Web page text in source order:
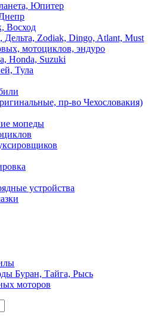
Юпитер
Восход
Дельта, Zodiak, Dingo, Atlant, Must
мотоциклов, эндуро
Honda, Suzuki
Тула
пр-во Чехословакия)
мопеды
устройства
Буран, Тайга, Рысь
моторов